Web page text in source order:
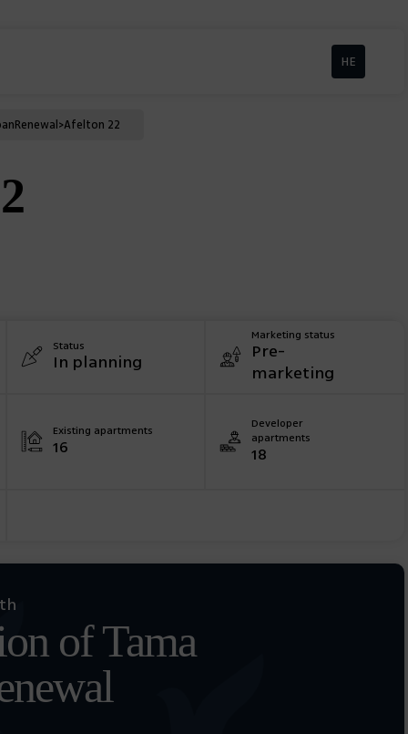
HE
Renewal>Afelton 22
Status
In planning
Marketing status
Pre-
marketing
Existing apartments
16
Developer
apartments
18
of Tama